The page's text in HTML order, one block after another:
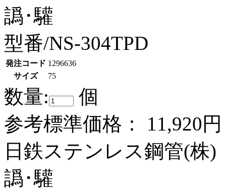
譌･驩
型番/NS-304TPD
発注コード 1296636
サイズ
75
数量:
個
参考標準価格：
11,920円
日鉄ステンレス鋼管(株)
譌･驩